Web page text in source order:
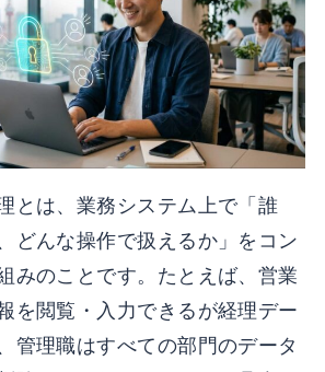
とは、業務システム上で「誰
どんな操作で扱えるか」をコン
みのことです。たとえば、営業
を閲覧・入力できるが経理デー
管理職はすべての部門のデータ